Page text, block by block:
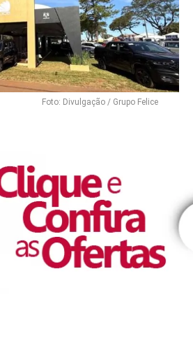
Foto: Divulgação / Grupo Felice